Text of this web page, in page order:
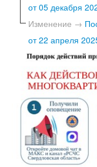
от 05 декабря
Изменение →
от 22 апреля